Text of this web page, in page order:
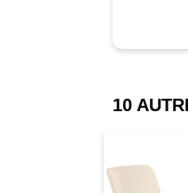
-
-
- sans
10